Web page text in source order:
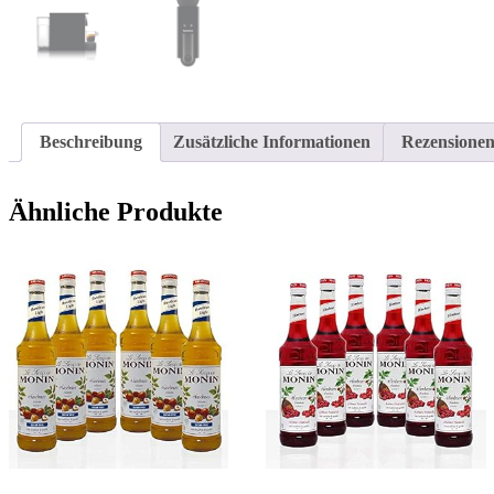
Beschreibung Zusätzliche Informationen
Ähnliche Produkte